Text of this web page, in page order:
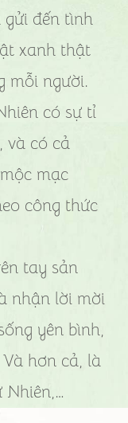
đến tình
xanh thật
mỗi người.
có sự tỉ
và có cả
mạc
công thức
tay sản
nhận lời mời
yên bình,
hơn cả, là